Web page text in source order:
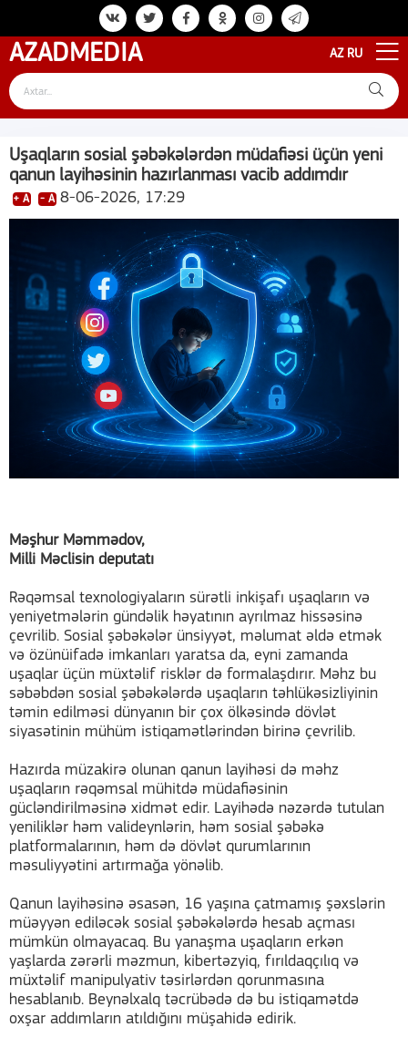
AZADMEDIA AZ RU
Uşaqların sosial şəbəkələrdən müdafiəsi üçün yeni
qanun layihəsinin hazırlanması vacib addımdır
+ A - A 8-06-2026, 17:29
Məşhur Məmmədov,
Milli Məclisin deputatı
Rəqəmsal texnologiyaların sürətli inkişafı uşaqların və
yeniyetmələrin gündəlik həyatının ayrılmaz hissəsinə
çevrilib. Sosial şəbəkələr ünsiyyət, məlumat əldə etmək
və özünüifadə imkanları yaratsa da, eyni zamanda
uşaqlar üçün müxtəlif risklər də formalaşdırır. Məhz bu
səbəbdən sosial şəbəkələrdə uşaqların təhlükəsizliyinin
təmin edilməsi dünyanın bir çox ölkəsində dövlət
siyasətinin mühüm istiqamətlərindən birinə çevrilib.
Hazırda müzakirə olunan qanun layihəsi də məhz
uşaqların rəqəmsal mühitdə müdafiəsinin
gücləndirilməsinə xidmət edir. Layihədə nəzərdə tutulan
yeniliklər həm valideynlərin, həm sosial şəbəkə
platformalarının, həm də dövlət qurumlarının
məsuliyyətini artırmağa yönəlib.
Qanun layihəsinə əsasən, 16 yaşına çatmamış şəxslərin
müəyyən ediləcək sosial şəbəkələrdə hesab açması
mümkün olmayacaq. Bu yanaşma uşaqların erkən
yaşlarda zərərli məzmun, kibertəzyiq, fırıldaqçılıq və
müxtəlif manipulyativ təsirlərdən qorunmasına
hesablanıb. Beynəlxalq təcrübədə də bu istiqamətdə
oxşar addımların atıldığını müşahidə edirik.